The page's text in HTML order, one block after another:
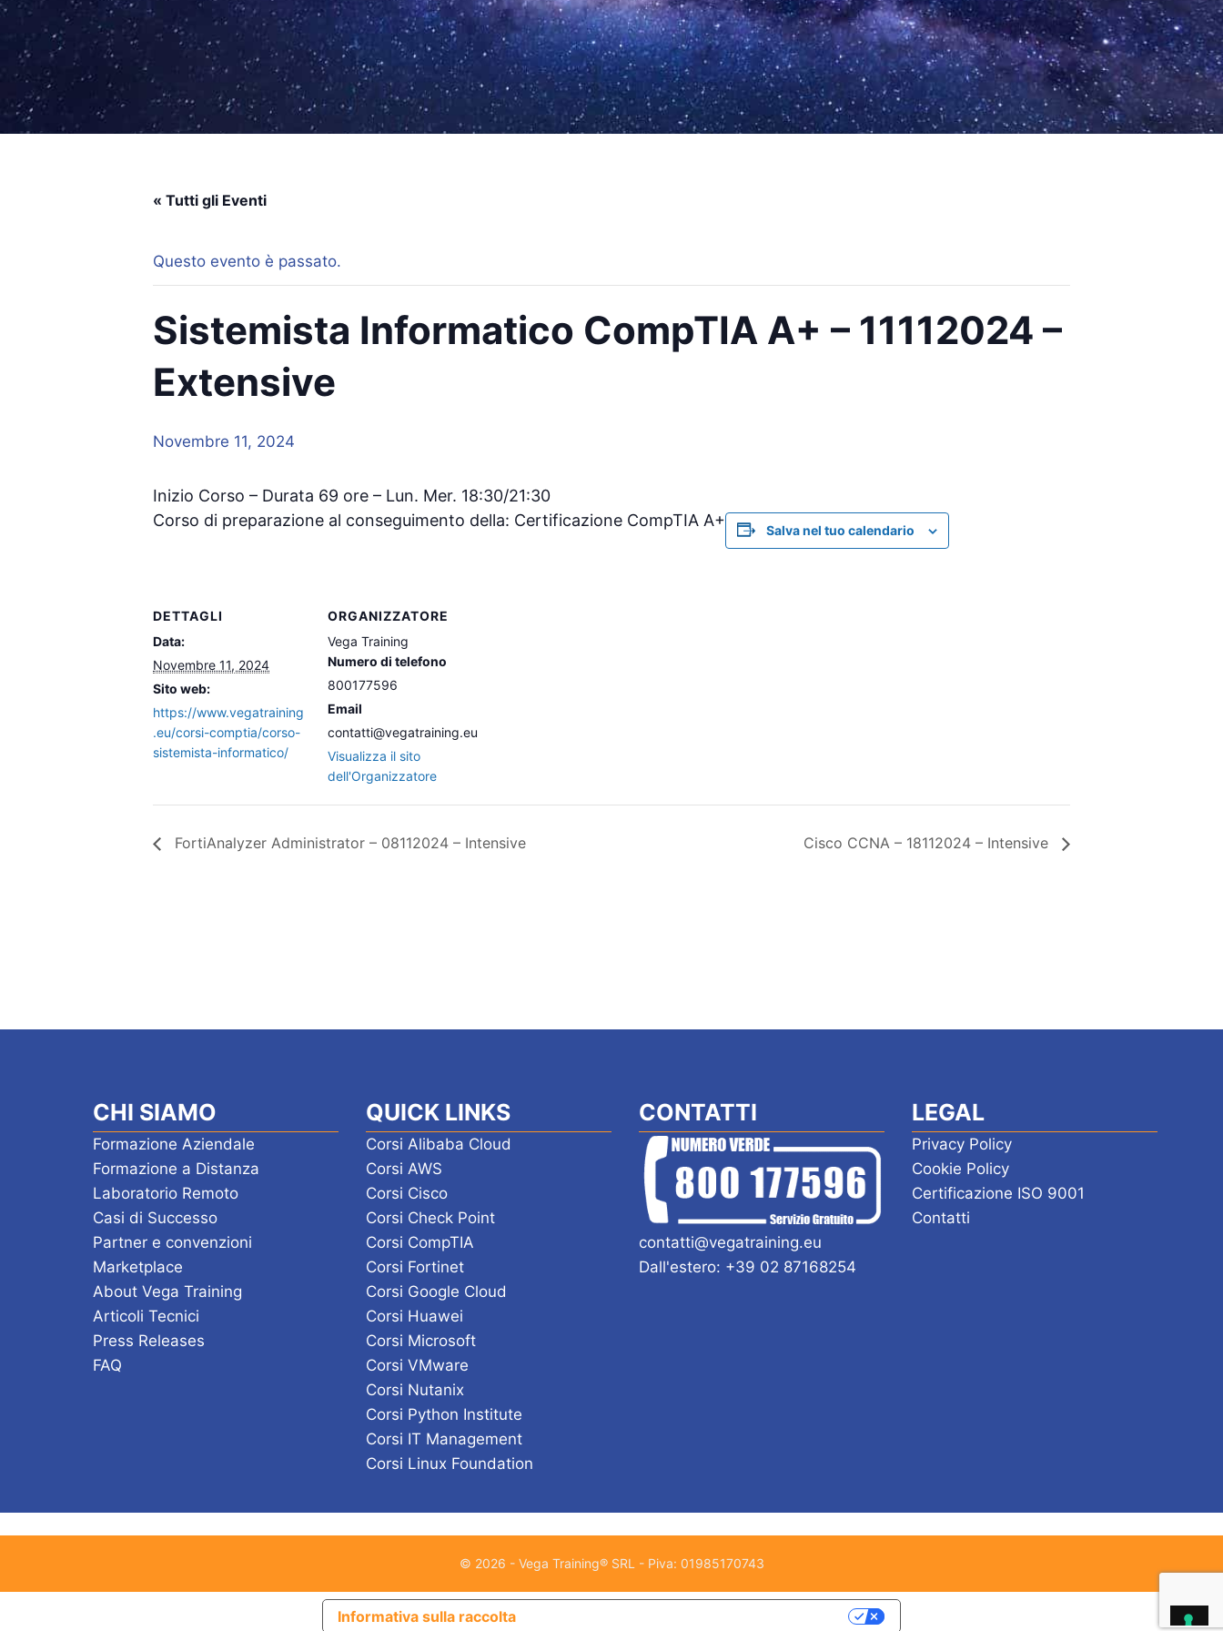
« Tutti gli Eventi
Questo evento è passato.
Sistemista Informatico CompTIA A+ – 11112024 –
Extensive
Novembre 11, 2024
Inizio Corso – Durata 69 ore – Lun. Mer. 18:30/21:30
Corso di preparazione al conseguimento della: Certificazione CompTIA A+
Salva nel tuo calendario
DETTAGLI
Data:
Novembre 11, 2024
Sito web:
https://www.vegatraining
.eu/corsi-comptia/corso-
sistemista-informatico/
ORGANIZZATORE
Vega Training
Numero di telefono
800177596
Email
contatti@vegatraining.eu
Visualizza il sito
dell'Organizzatore
FortiAnalyzer Administrator – 08112024 – Intensive Cisco CCNA – 18112024 – Intensive
CHI SIAMO
Formazione Aziendale
Formazione a Distanza
Laboratorio Remoto
Casi di Successo
Partner e convenzioni
Marketplace
About Vega Training
Articoli Tecnici
Press Releases
FAQ
QUICK LINKS
Corsi Alibaba Cloud
Corsi AWS
Corsi Cisco
Corsi Check Point
Corsi CompTIA
Corsi Fortinet
Corsi Google Cloud
Corsi Huawei
Corsi Microsoft
Corsi VMware
Corsi Nutanix
Corsi Python Institute
Corsi IT Management
Corsi Linux Foundation
CONTATTI
contatti@vegatraining.eu
Dall'estero: +39 02 87168254
LEGAL
Privacy Policy
Cookie Policy
Certificazione ISO 9001
Contatti
© 2026 - Vega Training® SRL - Piva: 01985170743
Informativa sulla raccolta